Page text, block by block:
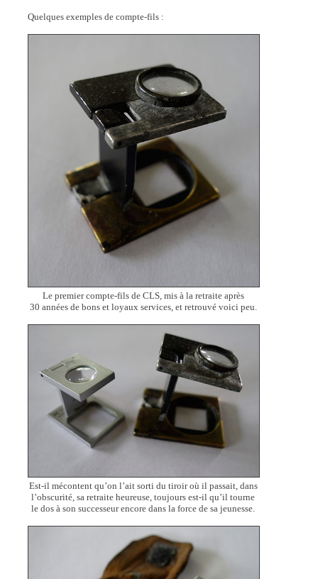
Quelques exemples de compte-fils :
Le premier compte-fils de CLS, mis à la retraite après
30 années de bons et loyaux services, et retrouvé voici peu.
Est-il mécontent qu’on l’ait sorti du tiroir où il passait, dans
l’obscurité, sa retraite heureuse, toujours est-il qu’il tourne
le dos à son successeur encore dans la force de sa jeunesse.